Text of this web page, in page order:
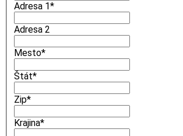
Adresa 1*
Adresa 2
Mesto*
Štát*
Zip*
Krajina*